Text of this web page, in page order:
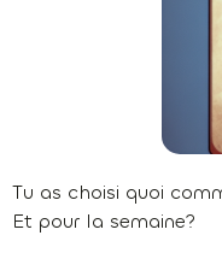
Tu as choisi quoi
Et pour la semaine?